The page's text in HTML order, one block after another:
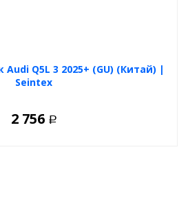
Q5L 3 2025+ (GU) (Китай) |
Seintex
2 756 Р